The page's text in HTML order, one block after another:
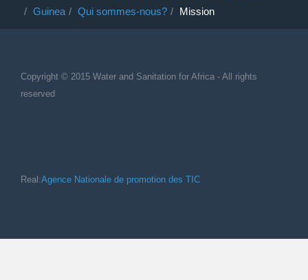
Guinea
Qui sommes-nous? Mission
Copyright © 2015 Water and Sanitation for Africa - All rights
reserved
Real:Agence Nationale de promotion des TIC